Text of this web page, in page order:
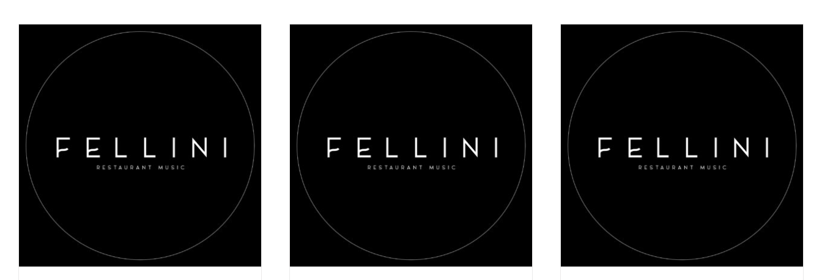
AGGIUNGI AL CARRELLO DETAILS AGGIUNGI AL CARRELLO DETAILS AGGIUNGI AL CARRELLO DETAILS